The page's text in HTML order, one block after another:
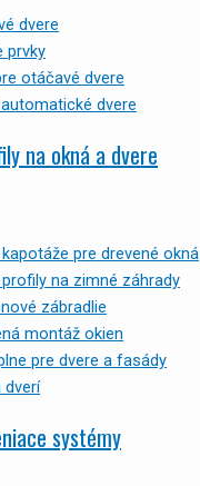
dvere
prvky
otáčavé dvere
dvere
na okná a dvere
kapotáže pre drevené okná
profily na zimné záhrady
zábradlie
montáž okien
pre dvere a fasády
dverí
systémy